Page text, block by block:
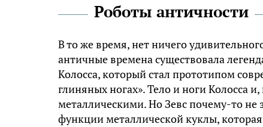
Роботы античности
В то же время, нет ничего
античные времена существовала
Колосса, который стал прототипом
глиняных ногах». Тело и ноги Колосса
металлическими. Но Зевс почему-то не
функции металлической куклы,